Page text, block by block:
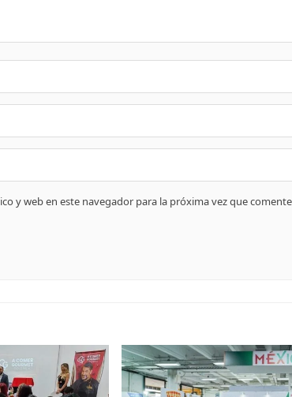
y web en este navegador para la próxima vez que